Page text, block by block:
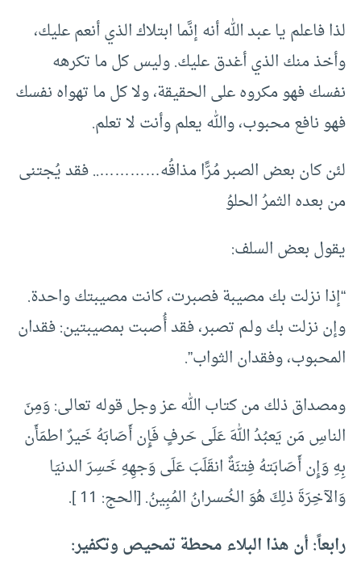
لذا فاعلم يا عبد الله أنه إنَّما ابتلاك الذي أنعم عليك،
وأخذ منك الذي أغدق عليك. وليس كل ما تكرهه
نفسك فهو مكروه على الحقيقة، ولا كل ما تهواه نفسك
فهو نافع محبوب، والله يعلم وأنت لا تعلم.
لئن كان بعض الصبر مُرًّا مذاقُه………….. فقد يُجتنى
من بعده الثمرُ الحلوُ
يقول بعض السلف:
“إذا نزلت بك مصيبة فصبرت، كانت مصيبتك واحدة.
وإن نزلت بك ولـم تصبر، فقد أُصبت بمصيبتين: فقدان
المحبوب، وفقدان الثواب”.
ومصداق ذلك من كتاب الله عز وجل قوله تعالى: وَمِنَ
الناسِ مَن يَعبُدُ اللهَ عَلَى حَرفٍ فَإِن أَصَابَهُ خَيرٌ اطمَأَن
بِهِ وَإِن أَصَابَتهُ فِتنَةٌ انقَلَبَ عَلَى وَجهِهِ خَسِرَ الدنيَا
وَالآخِرَةَ ذلِكَ هُوَ الخُسرانُ المُبِينُ. [الحج: 11 ].
رابعاً: أن هذا البلاء محطة تمحيص وتكفير: